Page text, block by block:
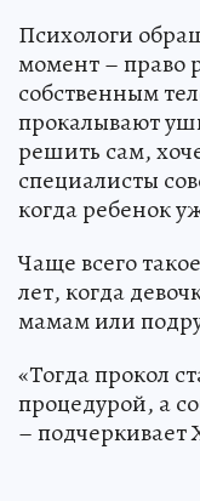
Психологи
момент – право
собственным
прокалывают
решить сам,
специалисты
когда ребенок
Чаще всего
лет, когда
мамам или
«Тогда прокол
процедурой, а
– подчеркивает